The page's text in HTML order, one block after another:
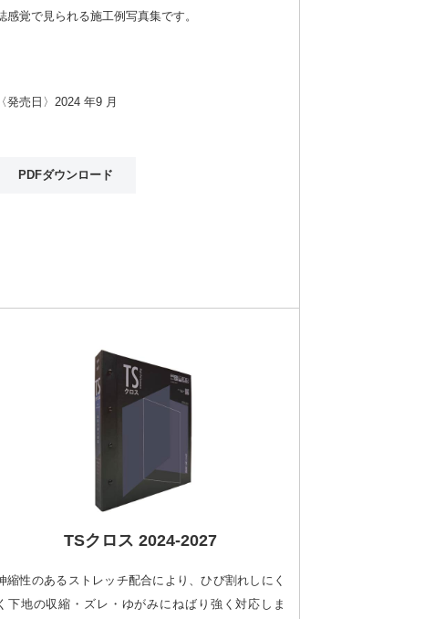
感覚で見られる施工例写真集です。
〈発売日〉2024 年9 月
PDFダウンロード
TSクロス 2024-2027
縮性のあるストレッチ配合により、ひび割れしにく
下地の収縮・ズレ・ゆがみにねばり強く対応しま